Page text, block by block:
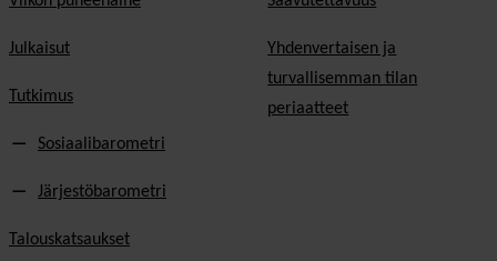
Julkaisut
Tutkimus
Sosiaalibarometri
Järjestöbarometri
Talouskatsaukset
Yhdenvertaisen ja
turvallisemman tilan
periaatteet